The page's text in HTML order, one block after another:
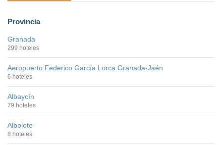
Provincia
Granada
299 hoteles
Aeropuerto Federico García Lorca Granada-Jaén
6 hoteles
Albaycín
79 hoteles
Albolote
8 hoteles